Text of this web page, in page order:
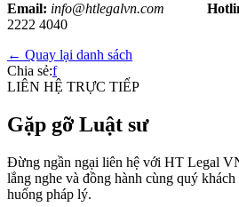
Email: info@htlegalvn.com
2222 4040
← Quay lại danh sách
Chia sẻ:f
LIÊN HỆ TRỰC TIẾP
Gặp gỡ Luật sư
Đừng ngần ngại liên hệ với HT Legal
lắng nghe và đồng hành cùng quý
huống pháp lý.